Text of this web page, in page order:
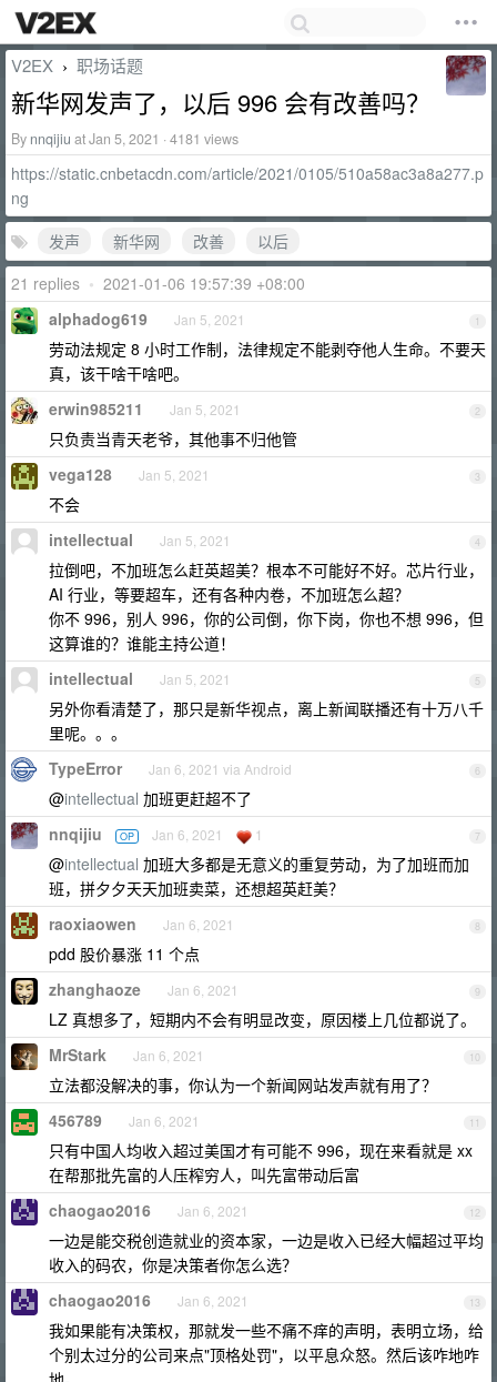
V2EX › 职场话题
新华网发声了，以后 996 会有改善吗？
By nnqijiu at Jan 5, 2021 · 4181 views
https://static.cnbetacdn.com/article/2021/0105/510a58ac3a8a277.p
ng
发声
新华网 改善
以后
21 replies • 2021-01-06 19:57:39 +08:00
1
alphadog619 Jan 5, 2021
劳动法规定 8 小时工作制，法律规定不能剥夺他人生命。不要天
真，该干啥干啥吧。
2
erwin985211 Jan 5, 2021
只负责当青天老爷，其他事不归他管
3
vega128 Jan 5, 2021
不会
4
intellectual Jan 5, 2021
拉倒吧，不加班怎么赶英超美？根本不可能好不好。芯片行业，
AI 行业，等要超车，还有各种内卷，不加班怎么超？
你不 996，别人 996，你的公司倒，你下岗，你也不想 996，但
这算谁的？谁能主持公道！
5
intellectual Jan 5, 2021
另外你看清楚了，那只是新华视点，离上新闻联播还有十万八千
里呢。。。
6
TypeError Jan 6, 2021 via Android
@intellectual 加班更赶超不了
7
nnqijiu OP Jan 6, 2021 1
@intellectual 加班大多都是无意义的重复劳动，为了加班而加
班，拼夕夕天天加班卖菜，还想超英赶美？
8
raoxiaowen Jan 6, 2021
pdd 股价暴涨 11 个点
9
zhanghaoze Jan 6, 2021
LZ 真想多了，短期内不会有明显改变，原因楼上几位都说了。
10
MrStark Jan 6, 2021
立法都没解决的事，你认为一个新闻网站发声就有用了？
11
456789 Jan 6, 2021
只有中国人均收入超过美国才有可能不 996，现在来看就是 xx
在帮那批先富的人压榨穷人，叫先富带动后富
12
chaogao2016 Jan 6, 2021
一边是能交税创造就业的资本家，一边是收入已经大幅超过平均
收入的码农，你是决策者你怎么选？
13
chaogao2016 Jan 6, 2021
我如果能有决策权，那就发一些不痛不痒的声明，表明立场，给
个别太过分的公司来点"顶格处罚"，以平息众怒。然后该咋地咋